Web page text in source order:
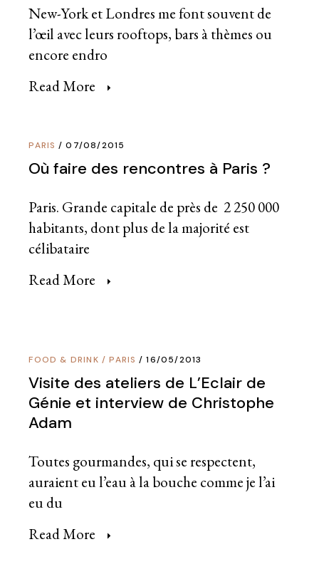
New-York et Londres me font souvent de
l’œil avec leurs rooftops, bars à thèmes ou
encore endro
Read More
PARIS 07/08/2015
Où faire des rencontres à Paris ?
Paris. Grande capitale de près de 2 250 000
habitants, dont plus de la majorité est
célibataire
Read More
FOOD & DRINK /PARIS 16/05/2013
Visite des ateliers de L’Eclair de
Génie et interview de Christophe
Adam
Toutes gourmandes, qui se respectent,
auraient eu l’eau à la bouche comme je l’ai
eu du
Read More